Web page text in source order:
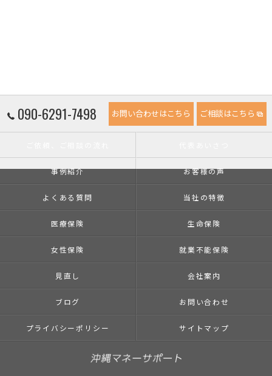
090-6291-7498 お問い合わせはこちら ご相談はこちら
事例紹介 お客様の声
よくある質問 当社の特徴
医療保険 生命保険
女性保険 就業不能保険
見直し 会社案内
ブログ お問い合わせ
プライバシーポリシー サイトマップ